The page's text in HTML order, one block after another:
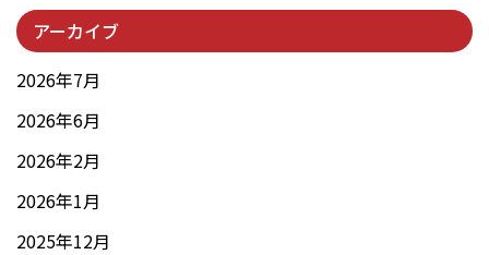
アーカイブ
2026年7月
2026年6月
2026年2月
2026年1月
2025年12月